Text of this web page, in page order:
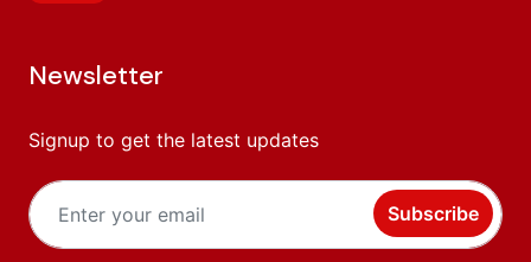
Newsletter
Signup to get the latest updates
Subscribe